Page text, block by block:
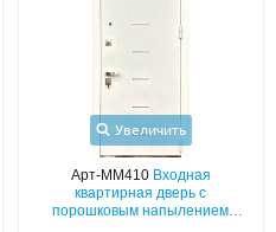
Увеличить
Арт-ММ410 Входная
квартирная дверь с
порошковым напылением